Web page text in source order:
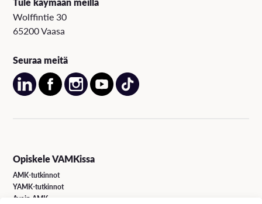
Wolffintie 30
65200 Vaasa
Seuraa meitä
Opiskele VAMKissa
AMK-tutkinnot
YAMK-tutkinnot
Avoin AMK